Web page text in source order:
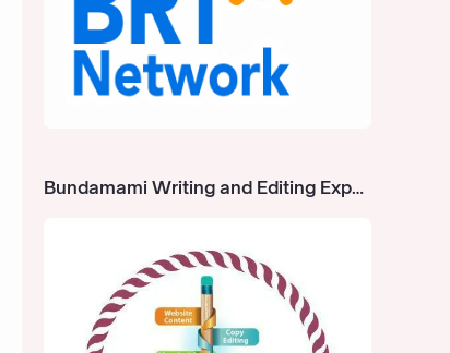
Bundamami Writing and Editing Expert